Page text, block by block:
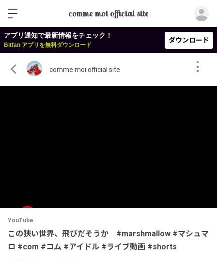
comme moi official site
アプリ通知で最新情報をチェック！
Bitfan アプリを無料ダウンロード
ダウンロード
comme moi official site
YouTube
この狭い世界、飛びだそうか #marshmallow #マシュマ
ロ #com #コム #アイドル #ライブ動画 #shorts